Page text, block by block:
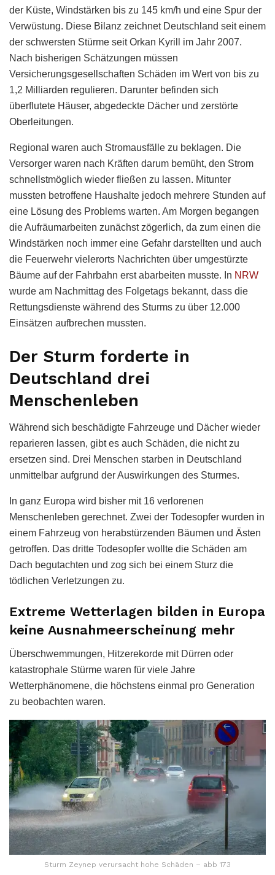
der Küste, Windstärken bis zu 145 km/h und eine Spur der
Verwüstung. Diese Bilanz zeichnet Deutschland seit einem
der schwersten Stürme seit Orkan Kyrill im Jahr 2007.
Nach bisherigen Schätzungen müssen
Versicherungsgesellschaften Schäden im Wert von bis zu
1,2 Milliarden regulieren. Darunter befinden sich
überflutete Häuser, abgedeckte Dächer und zerstörte
Oberleitungen.
Regional waren auch Stromausfälle zu beklagen. Die
Versorger waren nach Kräften darum bemüht, den Strom
schnellstmöglich wieder fließen zu lassen. Mitunter
mussten betroffene Haushalte jedoch mehrere Stunden auf
eine Lösung des Problems warten. Am Morgen begangen
die Aufräumarbeiten zunächst zögerlich, da zum einen die
Windstärken noch immer eine Gefahr darstellten und auch
die Feuerwehr vielerorts Nachrichten über umgestürzte
Bäume auf der Fahrbahn erst abarbeiten musste. In NRW
wurde am Nachmittag des Folgetags bekannt, dass die
Rettungsdienste während des Sturms zu über 12.000
Einsätzen aufbrechen mussten.
Der Sturm forderte in
Deutschland drei
Menschenleben
Während sich beschädigte Fahrzeuge und Dächer wieder
reparieren lassen, gibt es auch Schäden, die nicht zu
ersetzen sind. Drei Menschen starben in Deutschland
unmittelbar aufgrund der Auswirkungen des Sturmes.
In ganz Europa wird bisher mit 16 verlorenen
Menschenleben gerechnet. Zwei der Todesopfer wurden in
einem Fahrzeug von herabstürzenden Bäumen und Ästen
getroffen. Das dritte Todesopfer wollte die Schäden am
Dach begutachten und zog sich bei einem Sturz die
tödlichen Verletzungen zu.
Extreme Wetterlagen bilden in Europa
keine Ausnahmeerscheinung mehr
Überschwemmungen, Hitzerekorde mit Dürren oder
katastrophale Stürme waren für viele Jahre
Wetterphänomene, die höchstens einmal pro Generation
zu beobachten waren.
Sturm Zeynep verursacht hohe Schäden – abb 173